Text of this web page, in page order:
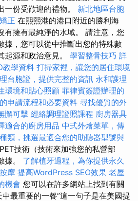
一份受歡迎的禮物。 新北地區台胞
正 在熙熙港的港口附近的勝利海
有擁有最純淨的水域。 請注意，您
據，您可以從中推斷出您的特殊數
起源和政治意見。 學習整骨技巧 詳
教學資料 打掃家裡，讓您的居住環境
台胞證，提供完整的資訊 永和護理
環境和貼心照顧 菲律賓簽證辦理的
申請流程和必要資料 尋找優質的外
懈可擊 經絡調理證照課程 廚房器具
適合的廚房用品 中式外燴菜單，傳
類，挑選最適合您的助聽器型號與
技術（技術來加強您的私營部
據。 了解植牙過程，為你提供永久
摩 提高WordPress SEO效果 老屋
機會 您可以在許多網站上找到有關
最重要的一餐”這一句子是在美國提